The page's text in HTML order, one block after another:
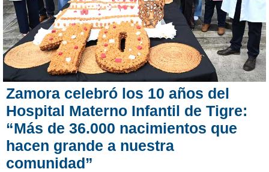
Zamora celebró los 10 años del
Hospital Materno Infantil de Tigre:
“Más de 36.000 nacimientos que
hacen grande a nuestra
comunidad”